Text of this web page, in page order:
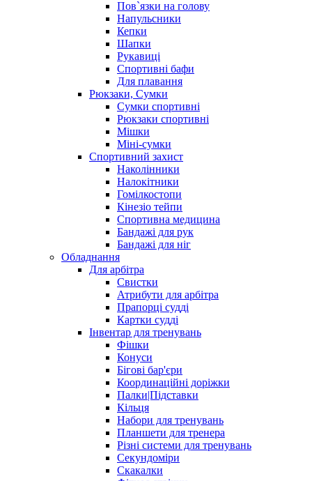
Пов`язки на голову
Напульсники
Кепки
Шапки
Рукавиці
Спортивні бафи
Для плавання
Рюкзаки, Сумки
Сумки спортивні
Рюкзаки спортивні
Мішки
Міні-сумки
Спортивний захист
Наколінники
Налокітники
Гомілкостопи
Кінезіо тейпи
Спортивна медицина
Бандажі для рук
Бандажі для ніг
Обладнання
Для арбітра
Свистки
Атрибути для арбітра
Прапорці судді
Картки судді
Інвентар для тренувань
Фішки
Конуси
Бігові бар'єри
Координаційні доріжки
Палки|Підставки
Кільця
Набори для тренувань
Планшети для тренера
Різні системи для тренувань
Секундоміри
Скакалки